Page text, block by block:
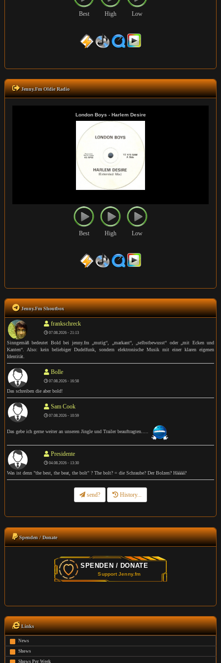
Best High Low
Jenny.Fm Oldie Radio
Best High Low
Jenny.Fm Shoutbox
frankschreck
07.08.2026 - 21:13
Sinngemäß bedeutet Bold bei jenny.fm „mutig“, „markant“, „selbstbewusst“ oder „mit Ecken und
Kanten“. Also: kein beliebiger Dudelfunk, sondern elektronische Musik mit einer klaren eigenen
Identität.
Bolle
07.08.2026 - 16:58
Das schreiben die aber bold!
Sam Cook
07.08.2026 - 10:59
Das gebe ich gerne weiter an unseren Jingle und Trailer beauftragten.....
Presidente
04.08.2026 - 13:30
Was ist denn "the best, the beat, the bolt" ? The bolt? = die Schraube? Der Bolzen? Hääää?
send? History...
Spenden / Donate
Links
News
Shows
Shows Per Week